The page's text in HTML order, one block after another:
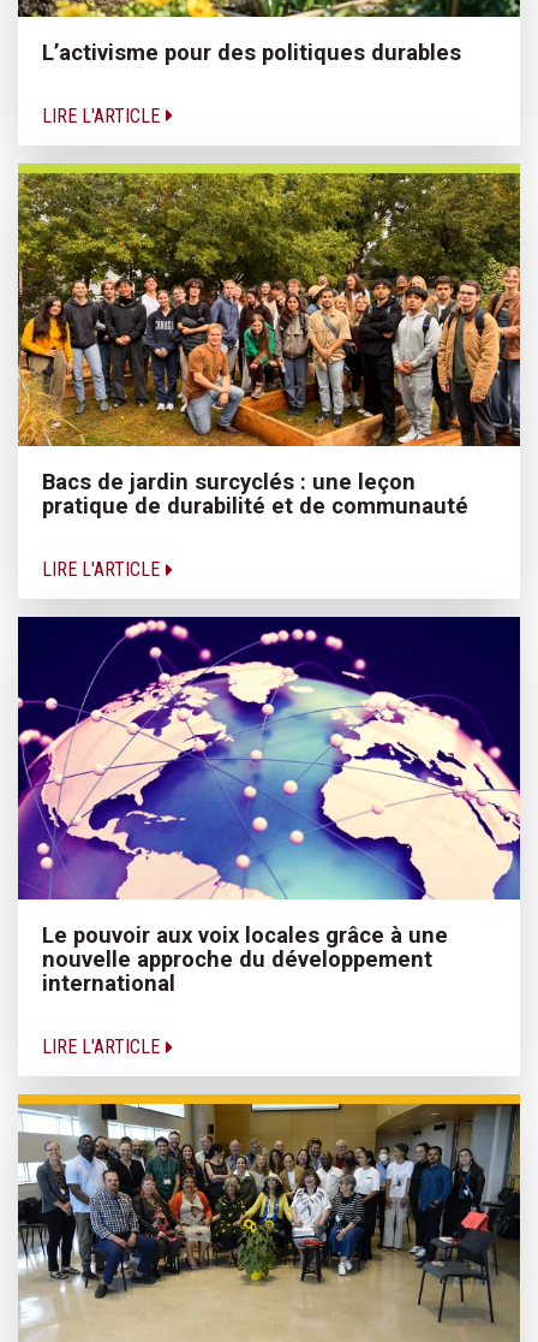
L’activisme pour des politiques durables
LIRE L'ARTICLE
Bacs de jardin surcyclés : une leçon
pratique de durabilité et de communauté
LIRE L'ARTICLE
Le pouvoir aux voix locales grâce à une
nouvelle approche du développement
international
LIRE L'ARTICLE